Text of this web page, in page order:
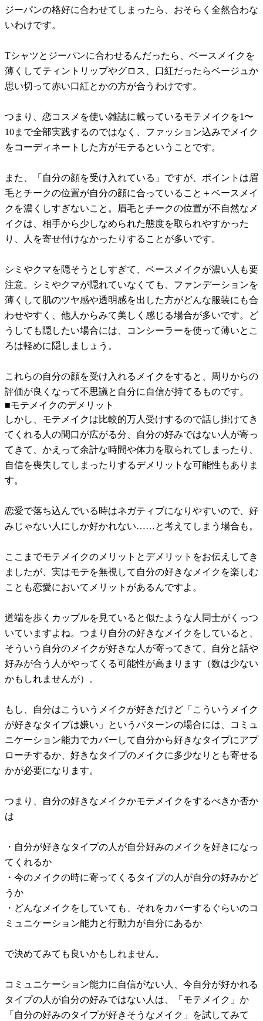
ジーパンの格好に合わせてしまったら、おそらく全然合わな
いわけです。
Tシャツとジーパンに合わせるんだったら、ベースメイクを
薄くしてティントリップやグロス、口紅だったらベージュか
思い切って赤い口紅とかの方が合うわけです。
つまり、恋コスメを使い雑誌に載っているモテメイクを1〜
10まで全部実践するのではなく、ファッション込みでメイク
をコーディネートした方がモテるということです。
また、「自分の顔を受け入れている」ですが、ポイントは眉
毛とチークの位置が自分の顔に合っていること＋ベースメイ
クを濃くしすぎないこと。眉毛とチークの位置が不自然なメ
イクは、相手から少しなめられた態度を取られやすかった
り、人を寄せ付けなかったりすることが多いです。
シミやクマを隠そうとしすぎて、ベースメイクが濃い人も要
注意。シミやクマが隠れていなくても、ファンデーションを
薄くして肌のツヤ感や透明感を出した方がどんな服装にも合
わせやすく、他人からみて美しく感じる場合が多いです。ど
うしても隠したい場合には、コンシーラーを使って薄いとこ
ろは軽めに隠しましょう。
これらの自分の顔を受け入れるメイクをすると、周りからの
評価が良くなって不思議と自分に自信が持てるものです。
■モテメイクのデメリット
しかし、モテメイクは比較的万人受けするので話し掛けてき
てくれる人の間口が広がる分、自分の好みではない人が寄っ
てきて、かえって余計な時間や体力を取られてしまったり、
自信を喪失してしまったりするデメリットな可能性もありま
す。
恋愛で落ち込んでいる時はネガティブになりやすいので、好
みじゃない人にしか好かれない……と考えてしまう場合も。
ここまでモテメイクのメリットとデメリットをお伝えしてき
ましたが、実はモテを無視して自分の好きなメイクを楽しむ
ことも恋愛においてメリットがあるんですよ。
道端を歩くカップルを見ていると似たような人同士がくっつ
いていますよね。つまり自分の好きなメイクをしていると、
そういう自分のメイクが好きな人が寄ってきて、自分と話や
好みが合う人がやってくる可能性が高まります（数は少ない
かもしれませんが）。
もし、自分はこういうメイクが好きだけど「こういうメイク
が好きなタイプは嫌い」というパターンの場合には、コミュ
ニケーション能力でカバーして自分から好きなタイプにアプ
ローチするか、好きなタイプのメイクに多少なりとも寄せる
かが必要になります。
つまり、自分の好きなメイクかモテメイクをするべきか否か
は
・自分が好きなタイプの人が自分好みのメイクを好きになっ
てくれるか
・今のメイクの時に寄ってくるタイプの人が自分の好みかど
うか
・どんなメイクをしていても、それをカバーするぐらいのコ
ミュニケーション能力と行動力が自分にあるか
で決めてみても良いかもしれません。
コミュニケーション能力に自信がない人、今自分が好かれる
タイプの人が自分の好みではない人は、「モテメイク」か
「自分の好みのタイプが好きそうなメイク」を試してみて